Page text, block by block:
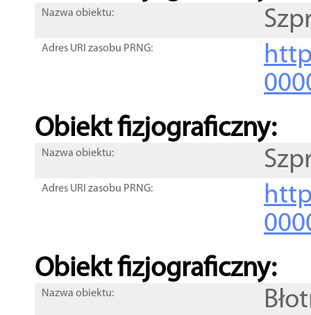
Nazwa obiektu:
Adres URI zasobu PRNG:
Obiekt fizjograficzny:
Nazwa obiektu:
Adres URI zasobu PRNG:
Obiekt fizjograficzny:
Nazwa obiektu: